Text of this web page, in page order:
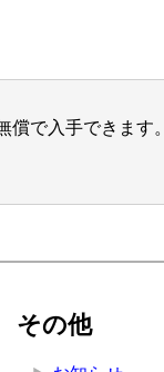
で入手できます。
その他